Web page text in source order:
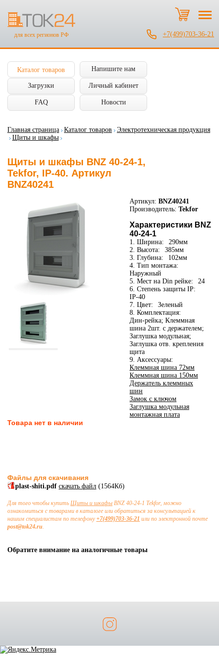
для всех регионов РФ +7(499)703-36-21
Каталог товаров Напишите нам
Загрузки Личный кабинет
FAQ Новости
Главная страница Каталог товаров
Электротехническая продукция
Щиты и шкафы
Щиты и шкафы BNZ 40-24-1,
Tekfor, IP-40. Артикул
BNZ40241
Артикул: BNZ40241
Производитель: Tekfor
Характеристики BNZ
40-24-1
1. Ширина:
290мм
2. Высота:
385мм
3. Глубина:
102мм
4. Тип монтажа:
Наружный
5. Мест на Din рейке:
24
6. Степень защиты IP:
IP-40
7. Цвет:
Зеленый
8. Комплектация:
Дин-рейка; Клеммная
шина 2шт. с держателем;
Заглушка модульная;
Заглушка отв. крепления
щита
9. Аксессуары:
Клеммная шина 72мм
Клеммная шина 150мм
Держатель клеммных
шин
Замок с ключом
Заглушка модульная
монтажная плата
Товара нет в наличии
Файлы для скачивания
plast-shiti.pdf скачать файл (1564Кб)
Для того чтобы купить Щиты и шкафы BNZ 40-24-1 Tekfor, можно
ознакомиться с товарами в каталоге или обратиться за консультацией к
нашим специалистам по телефону+7(499)703-36-21 или по электронной почте
post@tok24.ru.
Обратите внимание на аналогичные товары